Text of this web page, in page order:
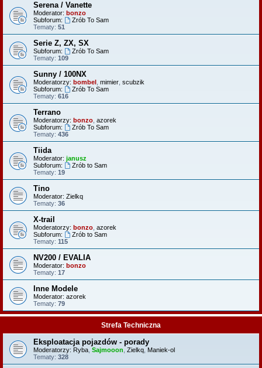
Serena / Vanette
Moderator: bonzo
Subforum:
Zrób To Sam
Tematy: 51
Serie Z, ZX, SX
Subforum:
Zrób To Sam
Tematy: 109
Sunny / 100NX
Moderatorzy: bombel mimier scubzik
Subforum:
Zrób To Sam
Tematy: 616
Terrano
Moderatorzy: bonzo azorek
Subforum:
Zrób To Sam
Tematy: 436
Tiida
Moderator: janusz
Subforum:
Zrób to Sam
Tematy: 19
Tino
Moderator: Zielkq
Tematy: 36
X-trail
Moderatorzy: bonzo azorek
Subforum:
Zrób to Sam
Tematy: 115
NV200 / EVALIA
Moderator: bonzo
Tematy: 17
Inne Modele
Moderator: azorek
Tematy: 79
Strefa Techniczna
Eksploatacja pojazdów - porady
Moderatorzy: Ryba Sajmooon Zielkq Maniek-ol
Tematy: 328